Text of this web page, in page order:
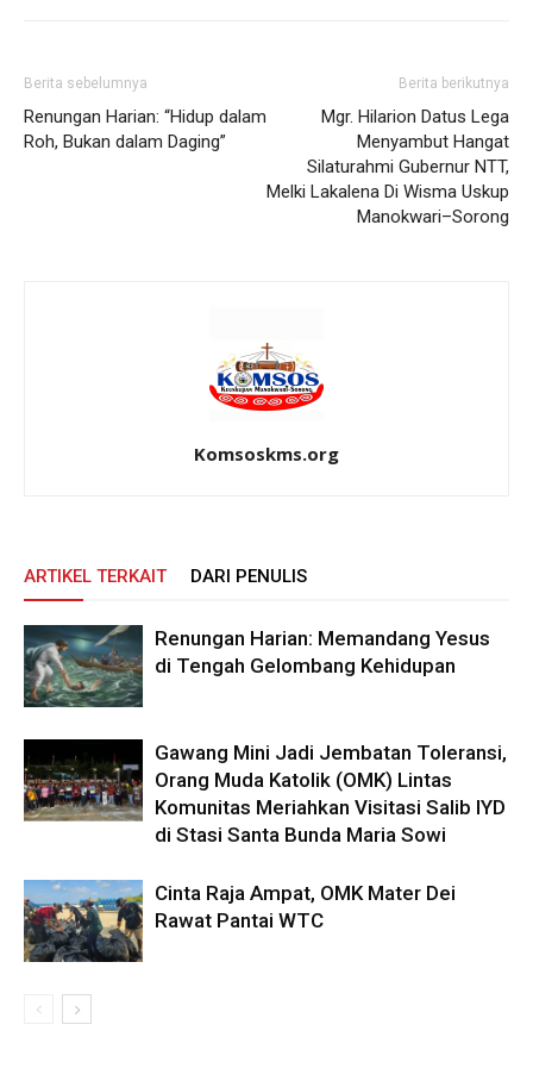
Berita sebelumnya
Renungan Harian: “Hidup dalam
Roh, Bukan dalam Daging”
Berita berikutnya
Mgr. Hilarion Datus Lega
Menyambut Hangat
Silaturahmi Gubernur NTT,
Melki Lakalena Di Wisma Uskup
Manokwari–Sorong
Komsoskms.org
ARTIKEL TERKAIT DARI PENULIS
Renungan Harian: Memandang Yesus
di Tengah Gelombang Kehidupan
Gawang Mini Jadi Jembatan Toleransi,
Orang Muda Katolik (OMK) Lintas
Komunitas Meriahkan Visitasi Salib IYD
di Stasi Santa Bunda Maria Sowi
Cinta Raja Ampat, OMK Mater Dei
Rawat Pantai WTC